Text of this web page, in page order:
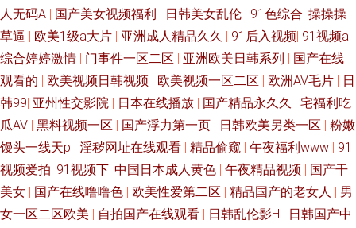
香蕉视频18在线 91N永久看片 91福利主播视频 91黑丝后入 91官方传媒免费
线观看 91在线官网 福利国产熟女 国产欧美亚洲精品 91尤物视频网址在线 美
女视频 影音先锋午夜伦理 99在线资源站 老司机福利社在线观看 91色网入口
在线看 韩国A片伦理在线观看 婷婷福利社 91网站免费视频网页版 内射极品
91次元官网 日韩av123区 福利影院导航 五月天久久影院 91自产精品国 蜜桃
精品伊人 51视频在线网址 肏王丽的屄 少妇精品高潮 91色情软件 91传媒免
人无码A | 国产美女视频福利 | 日韩美女乱伦 | 91色综合| 操操操
草逼 | 欧美1级a大片 | 亚洲成人精品久久 | 91后入视频| 91视频a|
综合婷婷激情 | 门事件一区二区 | 亚洲欧美日韩系列 | 国产在线
观看的 | 欧美视频日韩视频 | 欧美视频一区二区 | 欧洲AV毛片 | 日
韩99| 亚州性交影院 | 日本在线播放 | 国产精品永久久 | 宅福利吃
瓜AV | 黑料视频一区 | 国产浮力第一页 | 日韩欧美另类一区 | 粉嫩
馒头一线天p | 淫秽网址在线观看 | 精品偷窥 | 午夜福利www | 91
视频爱拍| 91视频下| 中国日本成人黄色 | 午夜精品视频 | 国产干
美女 | 国产在线噜噜色 | 欧美性爱第二区 | 精品国产的老女人 | 男
女一区二区欧美 | 自拍国产在线观看 | 日韩乱伦影H | 日韩国产中